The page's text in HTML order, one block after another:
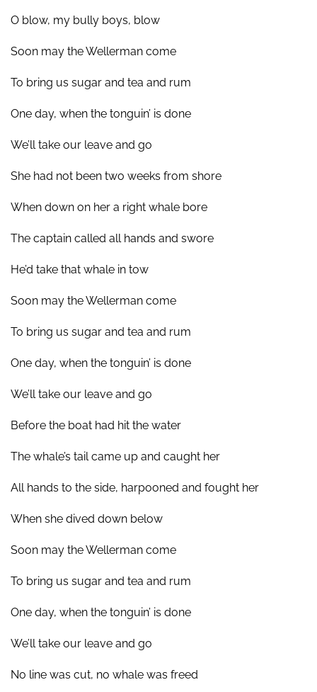
O blow, my bully boys, blow
Soon may the Wellerman come
To bring us sugar and tea and rum
One day, when the tonguin’ is done
We’ll take our leave and go
She had not been two weeks from shore
When down on her a right whale bore
The captain called all hands and swore
He’d take that whale in tow
Soon may the Wellerman come
To bring us sugar and tea and rum
One day, when the tonguin’ is done
We’ll take our leave and go
Before the boat had hit the water
The whale’s tail came up and caught her
All hands to the side, harpooned and fought her
When she dived down below
Soon may the Wellerman come
To bring us sugar and tea and rum
One day, when the tonguin’ is done
We’ll take our leave and go
No line was cut, no whale was freed